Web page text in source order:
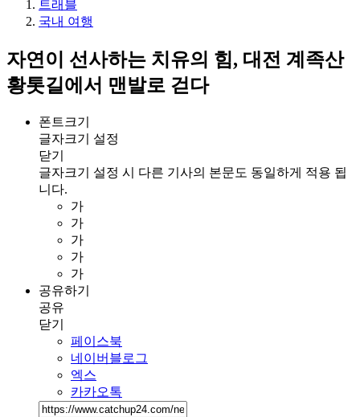
트래블
국내 여행
자연이 선사하는 치유의 힘, 대전 계족산
황톳길에서 맨발로 걷다
폰트크기
글자크기 설정
닫기
글자크기 설정 시 다른 기사의 본문도 동일하게 적용 됩
니다.
가
가
가
가
가
공유하기
공유
닫기
페이스북
네이버블로그
엑스
카카오톡